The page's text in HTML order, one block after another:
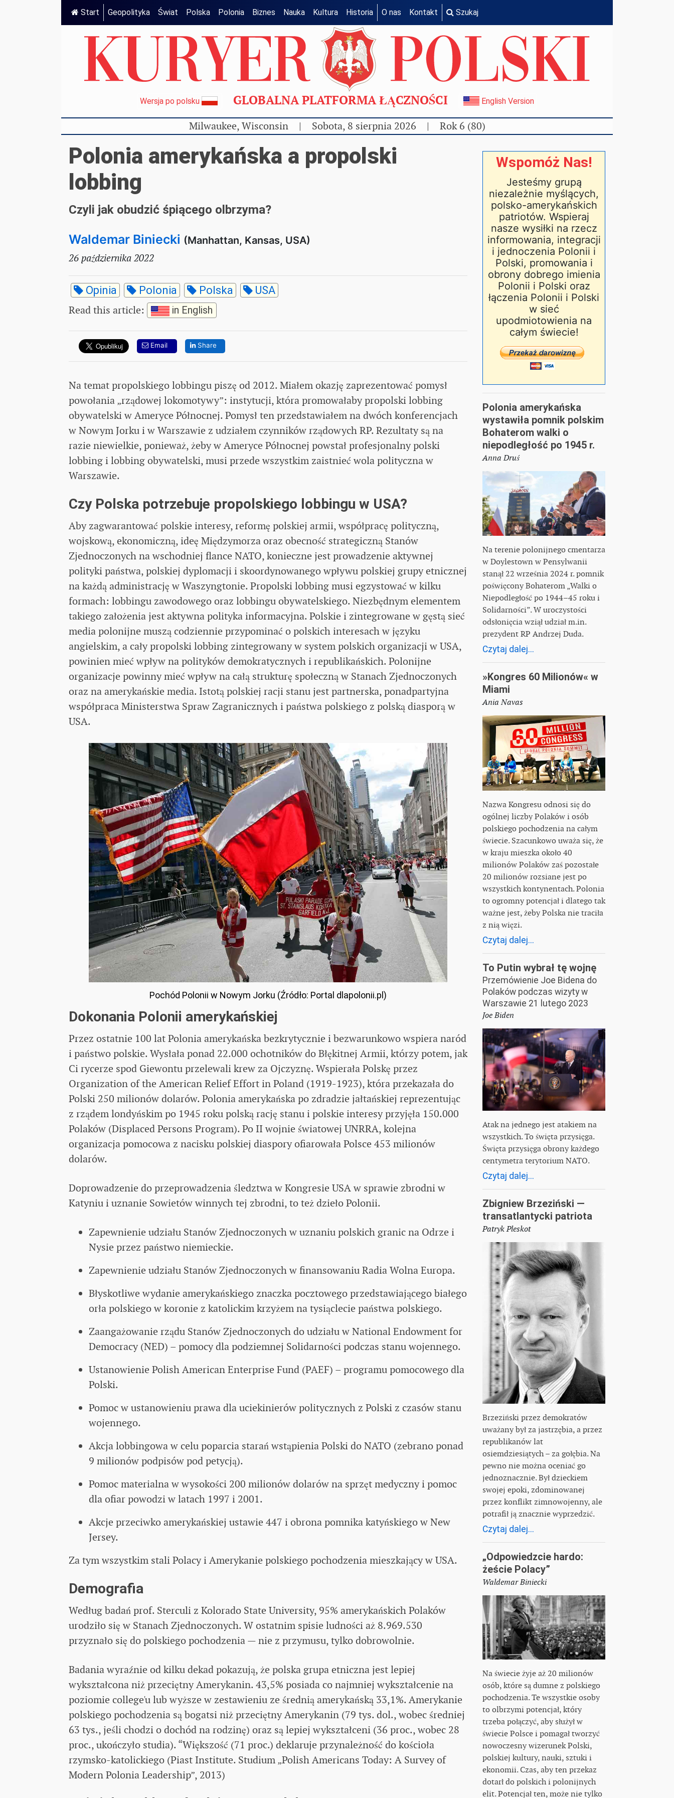
Start Geopolityka Świat Polska Polonia Biznes Nauka Kultura Historia O nas Kontakt Szukaj
Wersja po polsku GLOBALNA PLATFORMA ŁĄCZNOŚCI English Version
Milwaukee, Wisconsin | Sobota, 8 sierpnia 2026 | Rok 6 (80)
Polonia amerykańska a propolski
lobbing
Czyli jak obudzić śpiącego olbrzyma?
Waldemar Biniecki (Manhattan, Kansas, USA)
26 października 2022
Opinia Polonia Polska USA
Read this article: in English
Email Share
Na temat propolskiego lobbingu piszę od 2012. Miałem okazję zaprezentować pomysł
powołania „rządowej lokomotywy”: instytucji, która promowałaby propolski lobbing
obywatelski w Ameryce Północnej. Pomysł ten przedstawiałem na dwóch konferencjach
w Nowym Jorku i w Warszawie z udziałem czynników rządowych RP. Rezultaty są na
razie niewielkie, ponieważ, żeby w Ameryce Północnej powstał profesjonalny polski
lobbing i lobbing obywatelski, musi przede wszystkim zaistnieć wola polityczna w
Warszawie.
Czy Polska potrzebuje propolskiego lobbingu w USA?
Aby zagwarantować polskie interesy, reformę polskiej armii, współpracę polityczną,
wojskową, ekonomiczną, ideę Międzymorza oraz obecność strategiczną Stanów
Zjednoczonych na wschodniej flance NATO, konieczne jest prowadzenie aktywnej
polityki państwa, polskiej dyplomacji i skoordynowanego wpływu polskiej grupy etnicznej
na każdą administrację w Waszyngtonie. Propolski lobbing musi egzystować w kilku
formach: lobbingu zawodowego oraz lobbingu obywatelskiego. Niezbędnym elementem
takiego założenia jest aktywna polityka informacyjna. Polskie i zintegrowane w gęstą sieć
media polonijne muszą codziennie przypominać o polskich interesach w języku
angielskim, a cały propolski lobbing zintegrowany w system polskich organizacji w USA,
powinien mieć wpływ na polityków demokratycznych i republikańskich. Polonijne
organizacje powinny mieć wpływ na całą strukturę społeczną w Stanach Zjednoczonych
oraz na amerykańskie media. Istotą polskiej racji stanu jest partnerska, ponadpartyjna
współpraca Ministerstwa Spraw Zagranicznych i państwa polskiego z polską diasporą w
USA.
Pochód Polonii w Nowym Jorku (Źródło: Portal dlapolonii.pl)
Dokonania Polonii amerykańskiej
Przez ostatnie 100 lat Polonia amerykańska bezkrytycznie i bezwarunkowo wspiera naród
i państwo polskie. Wysłała ponad 22.000 ochotników do Błękitnej Armii, którzy potem, jak
Ci rycerze spod Giewontu przelewali krew za Ojczyznę. Wspierała Polskę przez
Organization of the American Relief Effort in Poland (1919-1923), która przekazała do
Polski 250 milionów dolarów. Polonia amerykańska po zdradzie jałtańskiej reprezentując
z rządem londyńskim po 1945 roku polską rację stanu i polskie interesy przyjęła 150.000
Polaków (Displaced Persons Program). Po II wojnie światowej UNRRA, kolejna
organizacja pomocowa z nacisku polskiej diaspory ofiarowała Polsce 453 milionów
dolarów.
Doprowadzenie do przeprowadzenia śledztwa w Kongresie USA w sprawie zbrodni w
Katyniu i uznanie Sowietów winnych tej zbrodni, to też dzieło Polonii.
Zapewnienie udziału Stanów Zjednoczonych w uznaniu polskich granic na Odrze i
Nysie przez państwo niemieckie.
Zapewnienie udziału Stanów Zjednoczonych w finansowaniu Radia Wolna Europa.
Błyskotliwe wydanie amerykańskiego znaczka pocztowego przedstawiającego białego
orła polskiego w koronie z katolickim krzyżem na tysiąclecie państwa polskiego.
Zaangażowanie rządu Stanów Zjednoczonych do udziału w National Endowment for
Democracy (NED) – pomocy dla podziemnej Solidarności podczas stanu wojennego.
Ustanowienie Polish American Enterprise Fund (PAEF) – programu pomocowego dla
Polski.
Pomoc w ustanowieniu prawa dla uciekinierów politycznych z Polski z czasów stanu
wojennego.
Akcja lobbingowa w celu poparcia starań wstąpienia Polski do NATO (zebrano ponad
9 milionów podpisów pod petycją).
Pomoc materialna w wysokości 200 milionów dolarów na sprzęt medyczny i pomoc
dla ofiar powodzi w latach 1997 i 2001.
Akcje przeciwko amerykańskiej ustawie 447 i obrona pomnika katyńskiego w New
Jersey.
Za tym wszystkim stali Polacy i Amerykanie polskiego pochodzenia mieszkający w USA.
Demografia
Według badań prof. Sterculi z Kolorado State University, 95% amerykańskich Polaków
urodziło się w Stanach Zjednoczonych. W ostatnim spisie ludności aż 8.969.530
przyznało się do polskiego pochodzenia — nie z przymusu, tylko dobrowolnie.
Badania wyraźnie od kilku dekad pokazują, że polska grupa etniczna jest lepiej
wykształcona niż przeciętny Amerykanin. 43,5% posiada co najmniej wykształcenie na
poziomie college'u lub wyższe w zestawieniu ze średnią amerykańską 33,1%. Amerykanie
polskiego pochodzenia są bogatsi niż przeciętny Amerykanin (79 tys. dol., wobec średniej
63 tys., jeśli chodzi o dochód na rodzinę) oraz są lepiej wykształceni (36 proc., wobec 28
proc., ukończyło studia). “Większość (71 proc.) deklaruje przynależność do kościoła
rzymsko-katolickiego (Piast Institute. Studium „Polish Americans Today: A Survey of
Modern Polonia Leadership”, 2013)
Wspomóż Nas!
Jesteśmy grupą
niezależnie myślących,
polsko-amerykańskich
patriotów. Wspieraj
nasze wysiłki na rzecz
informowania, integracji
i jednoczenia Polonii i
Polski, promowania i
obrony dobrego imienia
Polonii i Polski oraz
łączenia Polonii i Polski
w sieć
upodmiotowienia na
całym świecie!
Polonia amerykańska
wystawiła pomnik polskim
Bohaterom walki o
niepodległość po 1945 r.
Anna Druś
Na terenie polonijnego cmentarza
w Doylestown w Pensylwanii
stanął 22 września 2024 r. pomnik
poświęcony Bohaterom „Walki o
Niepodległość po 1944–45 roku i
Solidarności”. W uroczystości
odsłonięcia wziął udział m.in.
prezydent RP Andrzej Duda.
Czytaj dalej...
»Kongres 60 Milionów« w
Miami
Ania Navas
Nazwa Kongresu odnosi się do
ogólnej liczby Polaków i osób
polskiego pochodzenia na całym
świecie. Szacunkowo uważa się, że
w kraju mieszka około 40
milionów Polaków zaś pozostałe
20 milionów rozsiane jest po
wszystkich kontynentach. Polonia
to ogromny potencjał i dlatego tak
ważne jest, żeby Polska nie traciła
z nią więzi.
Czytaj dalej...
To Putin wybrał tę wojnę
Przemówienie Joe Bidena do
Polaków podczas wizyty w
Warszawie 21 lutego 2023
Joe Biden
Atak na jednego jest atakiem na
wszystkich. To święta przysięga.
Święta przysięga obrony każdego
centymetra terytorium NATO.
Czytaj dalej...
Zbigniew Brzeziński —
transatlantycki patriota
Patryk Pleskot
Brzeziński przez demokratów
uważany był za jastrzębia, a przez
republikanów lat
osiemdziesiątych – za gołębia. Na
pewno nie można oceniać go
jednoznacznie. Był dzieckiem
swojej epoki, zdominowanej
przez konflikt zimnowojenny, ale
potrafił ją znacznie wyprzedzić.
Czytaj dalej...
„Odpowiedzcie hardo:
żeście Polacy”
Waldemar Biniecki
Na świecie żyje aż 20 milionów
osób, które są dumne z polskiego
pochodzenia. Te wszystkie osoby
to olbrzymi potencjał, który
trzeba połączyć, aby służył w
świecie Polsce i pomagał tworzyć
nowoczesny wizerunek Polski,
polskiej kultury, nauki, sztuki i
ekonomii. Czas, aby ten przekaz
dotarł do polskich i polonijnych
elit. Potencjał ten, może nie tylko